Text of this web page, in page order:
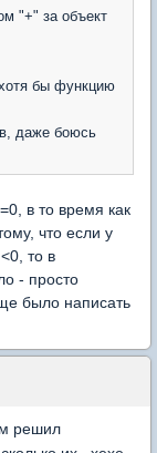
"+" за объект
бы функцию
даже боюсь
в то время как
что если у
то в
- просто
было написать
решил